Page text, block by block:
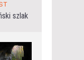
szlak